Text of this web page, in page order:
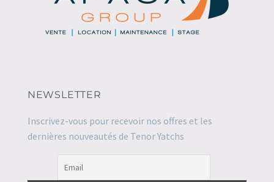
NEWSLETTER
Inscrivez-vous pour recevoir nos offres et les
dernières nouveautés de Tenor Yatchs